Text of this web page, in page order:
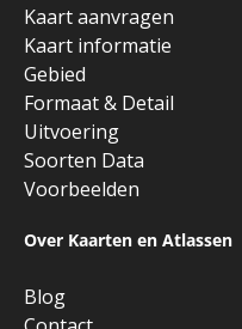
Kaart aanvragen
Kaart informatie
Gebied
Formaat & Detail
Uitvoering
Soorten Data
Voorbeelden
Over Kaarten en Atlassen
Blog